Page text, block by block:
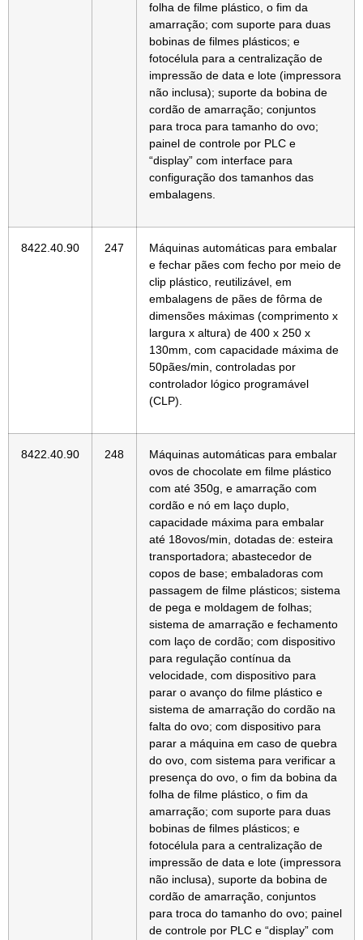
folha de filme plástico, o fim da
amarração; com suporte para duas
bobinas de filmes plásticos; e
fotocélula para a centralização de
impressão de data e lote (impressora
não inclusa); suporte da bobina de
cordão de amarração; conjuntos
para troca para tamanho do ovo;
painel de controle por PLC e
“display” com interface para
configuração dos tamanhos das
embalagens.
8422.40.90 247
Máquinas automáticas para embalar
e fechar pães com fecho por meio de
clip plástico, reutilizável, em
embalagens de pães de fôrma de
dimensões máximas (comprimento x
largura x altura) de 400 x 250 x
130mm, com capacidade máxima de
50pães/min, controladas por
controlador lógico programável
(CLP).
8422.40.90 248
Máquinas automáticas para embalar
ovos de chocolate em filme plástico
com até 350g, e amarração com
cordão e nó em laço duplo,
capacidade máxima para embalar
até 18ovos/min, dotadas de: esteira
transportadora; abastecedor de
copos de base; embaladoras com
passagem de filme plásticos; sistema
de pega e moldagem de folhas;
sistema de amarração e fechamento
com laço de cordão; com dispositivo
para regulação contínua da
velocidade, com dispositivo para
parar o avanço do filme plástico e
sistema de amarração do cordão na
falta do ovo; com dispositivo para
parar a máquina em caso de quebra
do ovo, com sistema para verificar a
presença do ovo, o fim da bobina da
folha de filme plástico, o fim da
amarração; com suporte para duas
bobinas de filmes plásticos; e
fotocélula para a centralização de
impressão de data e lote (impressora
não inclusa), suporte da bobina de
cordão de amarração, conjuntos
para troca do tamanho do ovo; painel
de controle por PLC e “display” com